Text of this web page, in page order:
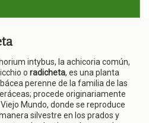
o
e
n
a
v
i
g
intybus, la achicoria común,
o radicheta, es una planta
perenne de la familia de las
procede originariamente
Mundo, donde se reproduce
silvestre en los prados y